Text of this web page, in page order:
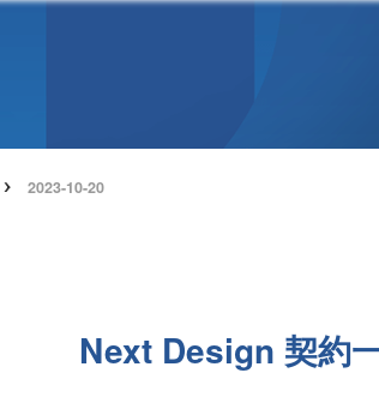
2023-10-20
Next Design 契約